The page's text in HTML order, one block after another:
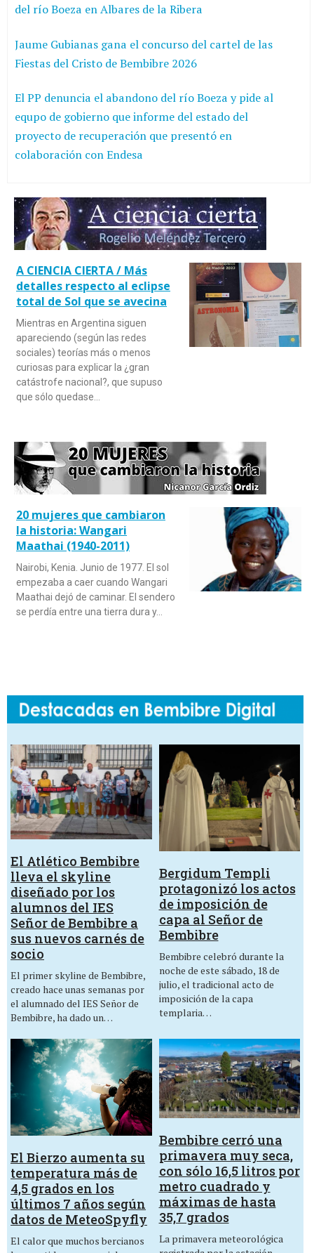
del río Boeza en Albares de la Ribera
Jaume Gubianas gana el concurso del cartel de las
Fiestas del Cristo de Bembibre 2026
El PP denuncia el abandono del río Boeza y pide al
equpo de gobierno que informe del estado del
proyecto de recuperación que presentó en
colaboración con Endesa
A CIENCIA CIERTA / Más
detalles respecto al eclipse
total de Sol que se avecina
Mientras en Argentina siguen
apareciendo (según las redes
sociales) teorías más o menos
curiosas para explicar la ¿gran
catástrofe nacional?, que supuso
que sólo quedase…
20 mujeres que cambiaron
la historia: Wangari
Maathai (1940-2011)
Nairobi, Kenia. Junio de 1977. El sol
empezaba a caer cuando Wangari
Maathai dejó de caminar. El sendero
se perdía entre una tierra dura y…
El Atlético Bembibre
lleva el skyline
diseñado por los
alumnos del IES
Señor de Bembibre a
sus nuevos carnés de
socio
El primer skyline de Bembibre,
creado hace unas semanas por
el alumnado del IES Señor de
Bembibre, ha dado un…
Bergidum Templi
protagonizó los actos
de imposición de
capa al Señor de
Bembibre
Bembibre celebró durante la
noche de este sábado, 18 de
julio, el tradicional acto de
imposición de la capa
templaria…
El Bierzo aumenta su
temperatura más de
4,5 grados en los
últimos 7 años según
datos de MeteoSpyfly
El calor que muchos bercianos
Bembibre cerró una
primavera muy seca,
con sólo 16,5 litros por
metro cuadrado y
máximas de hasta
35,7 grados
La primavera meteorológica